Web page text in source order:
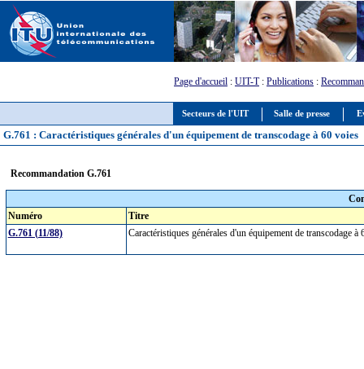
Secteurs de l'UIT Salle de presse
Page d'accueil : UIT-T: Publications :
G.761 : Caractéristiques générales d'un équipement de transcodage à 60 voies
Recommandation G.761
Numéro
Titre
G.761 (11/88)
Caractéristiques générales d'un équipement de transcodage